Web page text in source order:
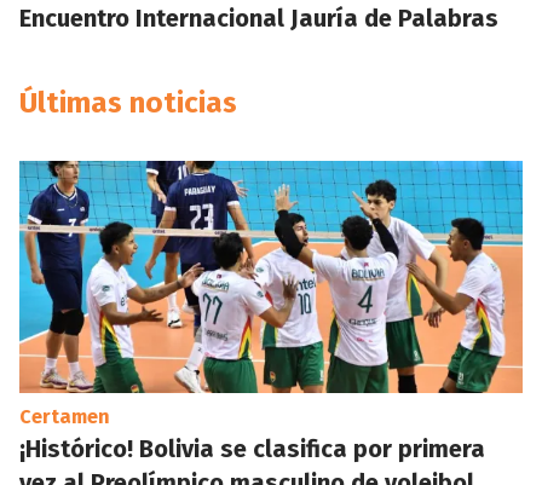
Encuentro Internacional Jauría de Palabras
Últimas noticias
Certamen
¡Histórico! Bolivia se clasifica por primera